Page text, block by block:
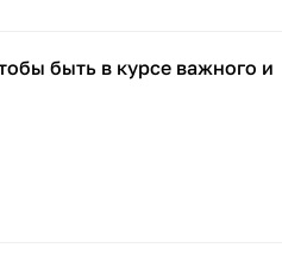
быть в курсе важного и